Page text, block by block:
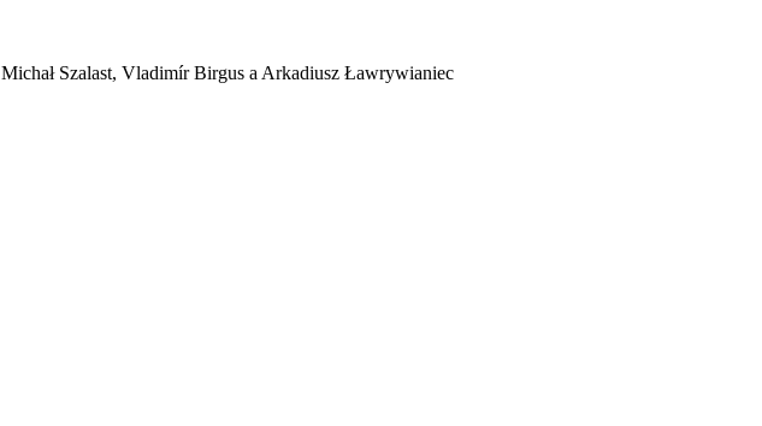
Michał Szalast, Vladimír Birgus a Arkadiusz Ławrywianiec